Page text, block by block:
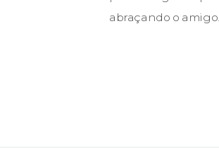
abraçando o amigo.